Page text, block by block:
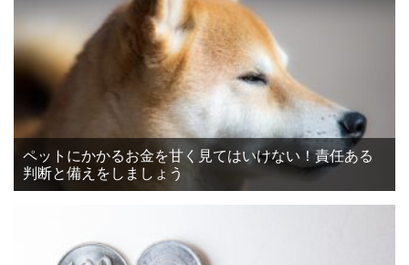
ペットにかかるお金を甘く見てはいけない！責任ある
判断と備えをしましょう